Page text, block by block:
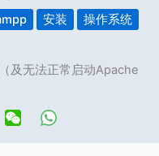
安装 操作系统
及无法正常启动Apache